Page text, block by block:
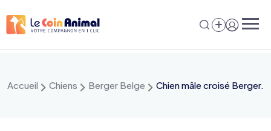
au
Accueil Chiens Berger Belge Chien mâle croisé Berger.